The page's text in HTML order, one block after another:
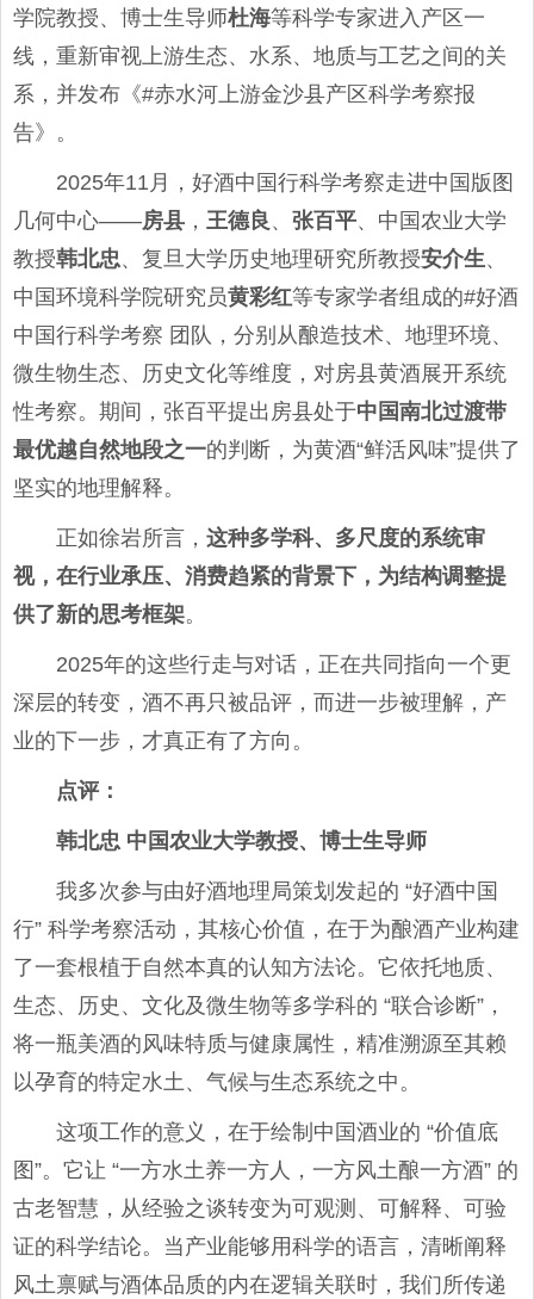
学院教授、博士生导师杜海等科学专家进入产区一
线，重新审视上游生态、水系、地质与工艺之间的关
系，并发布《#赤水河上游金沙县产区科学考察报
告》。
2025年11月，好酒中国行科学考察走进中国版图
几何中心——房县 ， 王德良 、 张百平、中国农业大学
教授韩北忠、复旦大学历史地理研究所教授安介生、
中国环境科学院研究员黄彩红等专家学者组成的#好酒
中国行科学考察 团队，分别从酿造技术、地理环境、
微生物生态、历史文化等维度，对房县黄酒展开系统
性考察。期间，张百平提出房县处于中国南北过渡带
最优越自然地段之一的判断，为黄酒“鲜活风味”提供了
坚实的地理解释。
正如徐岩所言， 这种多学科、多尺度的系统审
视，在行业承压、消费趋紧的背景下，为结构调整提
供了新的思考框架。
2025年的这些行走与对话，正在共同指向一个更
深层的转变，酒不再只被品评，而进一步被理解，产
业的下一步，才真正有了方向。
点评：
韩北忠 中国农业大学教授、博士生导师
我多次参与由好酒地理局策划发起的 “好酒中国
行” 科学考察活动，其核心价值，在于为酿酒产业构建
了一套根植于自然本真的认知方法论。它依托地质、
生态、历史、文化及微生物等多学科的 “联合诊断”，
将一瓶美酒的风味特质与健康属性，精准溯源至其赖
以孕育的特定水土、气候与生态系统之中。
这项工作的意义，在于绘制中国酒业的 “价值底
图”。它让 “一方水土养一方人，一方风土酿一方酒” 的
古老智慧，从经验之谈转变为可观测、可解释、可验
证的科学结论。当产业能够用科学的语言，清晰阐释
风土禀赋与酒体品质的内在逻辑关联时，我们所传递